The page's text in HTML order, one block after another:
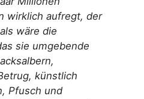
wirklich aufregt, der
wäre die
sie umgebende
künstlich
Pfusch und